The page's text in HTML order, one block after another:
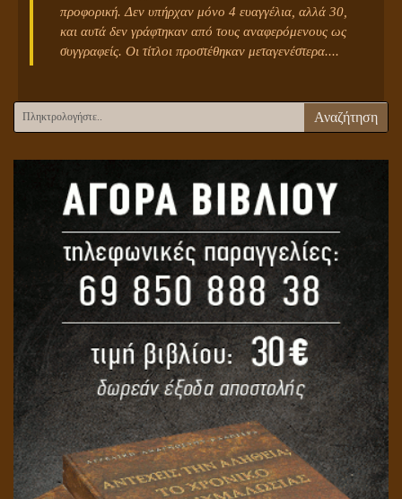
προφορική. Δεν υπήρχαν μόνο 4 ευαγγέλια, αλλά 30,
και αυτά δεν γράφτηκαν από τους αναφερόμενους ως
συγγραφείς. Οι τίτλοι προστέθηκαν μεταγενέστερα....
Αναζήτηση